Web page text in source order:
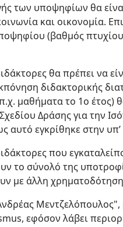
των υποψηφίων θα
και οικονομία.
(βαθμός
θα πρέπει να
διδακτορικής
μαθήματα το 1ο έτος)
Δράσης για την
αυτό εγκρίθηκε στην
που
το σύνολό της
με άλλη
Μεντζελόπουλος",
εφόσον λάβει